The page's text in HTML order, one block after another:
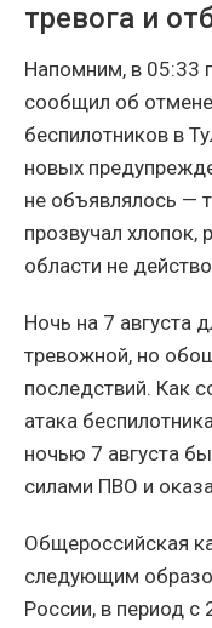
тревога и
Напомним, в 05:33
сообщил об
беспилотников в
новых
не объявлялось —
прозвучал
области не
Ночь на 7 августа
тревожной, но
последствий. Как
атака
ночью 7 августа
силами ПВО и
Общероссийская
следующим
России, в период с